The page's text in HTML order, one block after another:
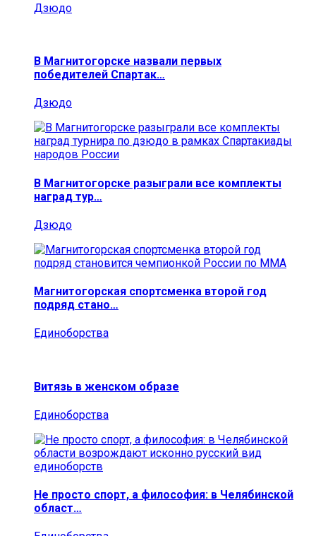
Дзюдо
В Магнитогорске назвали первых
победителей Спартак…
Дзюдо
В Магнитогорске разыграли все комплекты
наград тур…
Дзюдо
Магнитогорская спортсменка второй год
подряд стано…
Единоборства
Витязь в женском образе
Единоборства
Не просто спорт, а философия: в Челябинской
област…